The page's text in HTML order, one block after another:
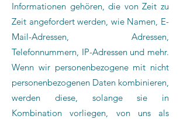
Informationen gehören, die von Zeit zu
Zeit angefordert werden, wie Namen, E-
Mail-Adressen, Adressen,
Telefonnummern, IP-Adressen und mehr.
Wenn wir personenbezogene mit nicht
personenbezogenen Daten kombinieren,
werden diese, solange sie in
Kombination vorliegen, von uns als